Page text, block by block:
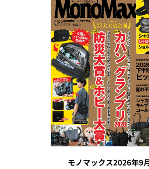
モノマックス2026年9